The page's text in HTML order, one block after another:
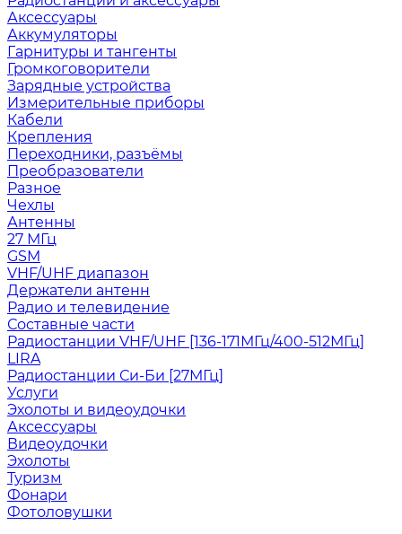
Аксессуары
Аккумуляторы
Гарнитуры и тангенты
Громкоговорители
Зарядные устройства
Измерительные приборы
Кабели
Крепления
Переходники, разъёмы
Преобразователи
Разное
Чехлы
Антенны
27 МГц
GSM
VHF/UHF диапазон
Держатели антенн
Радио и телевидение
Составные части
Радиостанции VHF/UHF [136-171МГц/400-512МГц]
LIRA
Радиостанции Си-Би [27МГц]
Услуги
Эхолоты и видеоудочки
Аксессуары
Видеоудочки
Эхолоты
Туризм
Фонари
Фотоловушки